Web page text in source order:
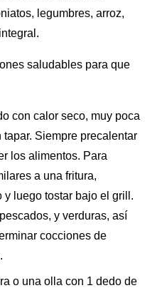
legumbres, arroz,
saludables para que
con calor seco, muy poca
Siempre precalentar
los alimentos. Para
a una fritura,
y luego tostar bajo el grill.
y verduras, así
cocciones de
o una olla con 1 dedo de